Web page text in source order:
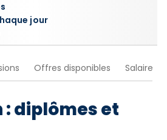
jour
Offres disponibles Salaire
diplômes et